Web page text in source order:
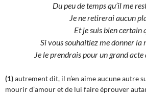
Du peu de temps qu’il me
Je ne retirerai aucun
Et je suis bien certain
Si vous souhaitiez me donner la
Je le prendrais pour un grand
(1)autrement dit, il n’en aime aucune autre
mourir d’amour et de lui faire éprouver